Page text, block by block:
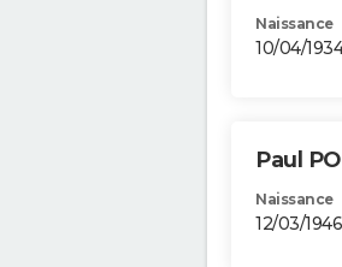
Naissance
10/04/
Paul
Naissance
12/03/